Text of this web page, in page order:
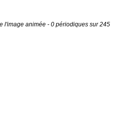
l'image animée - 0 périodiques sur 245